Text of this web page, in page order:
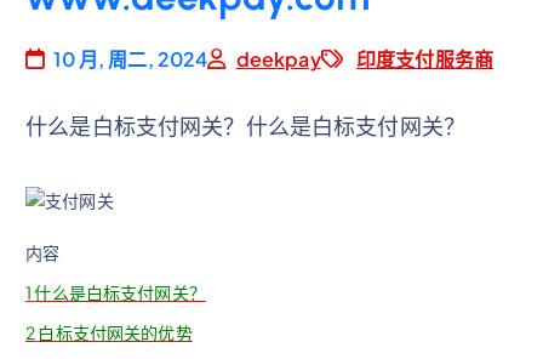
10 月, 周二, 2024 deekpay 印度支付服务商
什么是白标支付网关？什么是白标支付网关？
内容
1什么是白标支付网关？
2 白标支付网关的优势